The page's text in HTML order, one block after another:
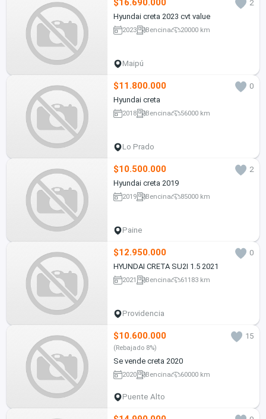
$16.690.000
2
Hyundai creta 2023 cvt value
2023 Bencina 20000 km
Maipú
$11.800.000
0
Hyundai creta
2018 Bencina 56000 km
Lo Prado
$10.500.000
2
Hyundai creta 2019
2019 Bencina 85000 km
Paine
$12.950.000
0
HYUNDAI CRETA SU2I 1.5 2021
2021 Bencina 61183 km
Providencia
$10.600.000 15
(Rebajado 8%)
Se vende creta 2020
2020 Bencina 60000 km
Puente Alto